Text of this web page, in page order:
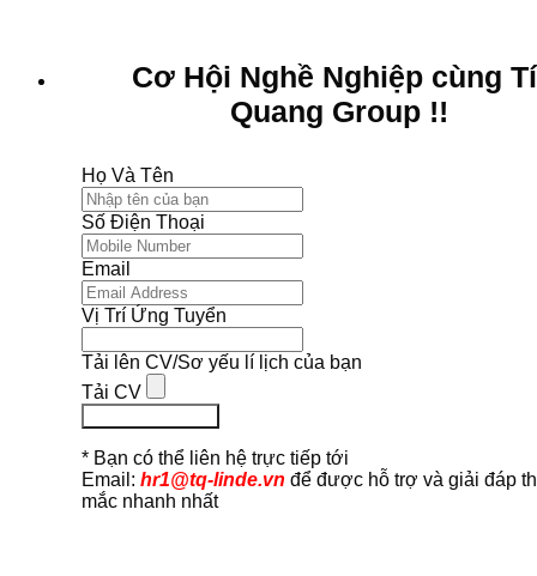
Cơ Hội Nghề Nghiệp cùng
Quang Group !!
Họ Và Tên
Số Điện Thoại
Email
Vị Trí Ứng Tuyển
Tải lên CV/Sơ yếu lí lịch của bạn
Tải CV
* Bạn có thể liên hệ trực tiếp tới
Email: hr1@tq-linde.vn để được hỗ trợ và giải đáp
mắc nhanh nhất